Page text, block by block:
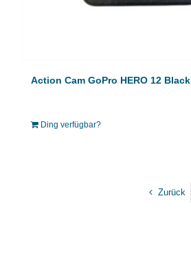
Action Cam GoPro HERO 12 Black
Ding verfügbar?
Zurück